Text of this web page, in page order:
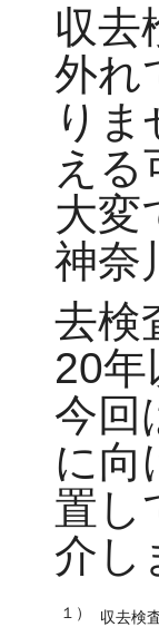
収去
外れ
り
え
大変
神奈
去検
20
今回
に向
置し
介し
１）
収去検